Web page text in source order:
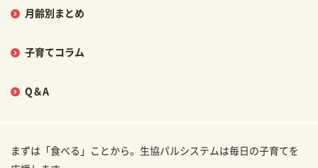
月齢別まとめ
子育てコラム
Q＆A
まずは「食べる」ことから。生協パルシステムは毎日の子育てを